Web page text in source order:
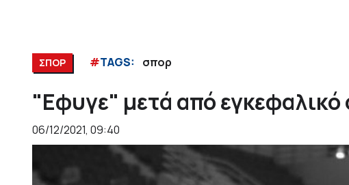
ΣΠΟΡ #TAGS: σπορ
"Εφυγε" μετά από εγκεφαλικό
06/12/2021, 09:40